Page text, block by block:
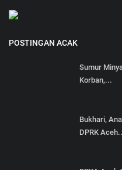
POSTINGAN ACAK
Sumur
Korban,...
Bukhari,
DPRK